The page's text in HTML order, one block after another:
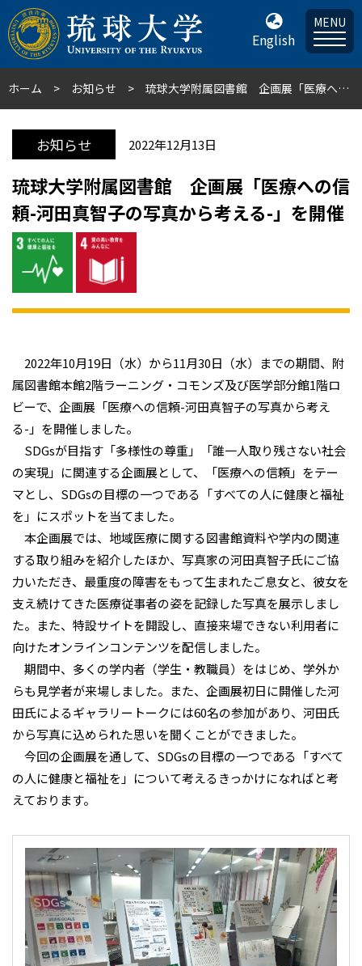
English
MENU
ホーム お知らせ 琉球大学附属図書館 企画展「医療への信頼-河田真智子の写真から考える-」を開催
お知らせ 2022年12月13日
琉球大学附属図書館 企画展「医療への信
頼-河田真智子の写真から考える-」を開催
2022年10月19日（水）から11月30日（水）までの期間、附
属図書館本館2階ラーニング・コモンズ及び医学部分館1階ロ
ビーで、企画展「医療への信頼-河田真智子の写真から考え
る-」を開催しました。
SDGsが目指す「多様性の尊重」「誰一人取り残さない社会
の実現」に関連する企画展として、「医療への信頼」をテー
マとし、SDGsの目標の一つである「すべての人に健康と福祉
を」にスポットを当てました。
本企画展では、地域医療に関する図書館資料や学内の関連
する取り組みを紹介したほか、写真家の河田真智子氏にご協
力いただき、最重度の障害をもって生まれたご息女と、彼女を
支え続けてきた医療従事者の姿を記録した写真を展示しまし
た。また、特設サイトを開設し、直接来場できない利用者に
向けたオンラインコンテンツを配信しました。
期間中、多くの学内者（学生・教職員）をはじめ、学外か
らも見学者が来場しました。また、企画展初日に開催した河
田氏によるギャラリートークには60名の参加があり、河田氏
から写真に込められた思いを聞くことができました。
今回の企画展を通して、SDGsの目標の一つである「すべて
の人に健康と福祉を」について考えるきっかけになればと考
えております。